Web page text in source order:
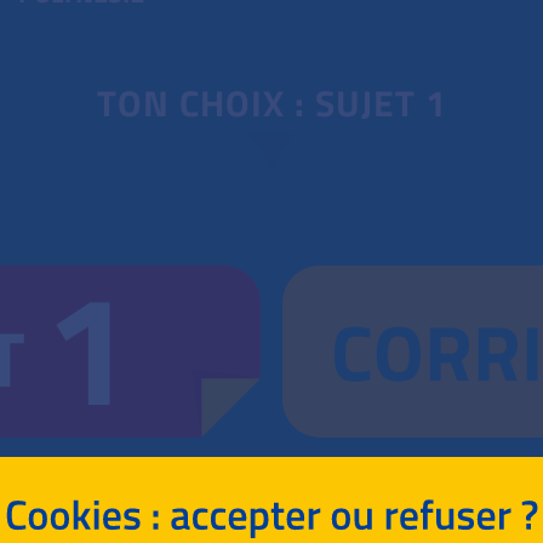
TON CHOIX : SUJET 1
1